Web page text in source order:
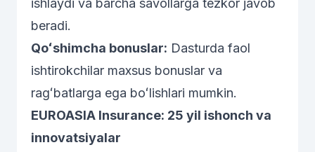
ishlaydi va barcha savollarga tezkor javob
beradi.
Qoʻshimcha bonuslar: Dasturda faol
ishtirokchilar maxsus bonuslar va
ragʻbatlarga ega boʻlishlari mumkin.
EUROASIA Insurance: 25 yil ishonch va
innovatsiyalar